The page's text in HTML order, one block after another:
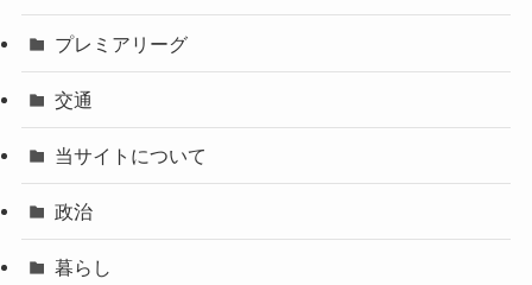
プレミアリーグ
交通
当サイトについて
政治
暮らし